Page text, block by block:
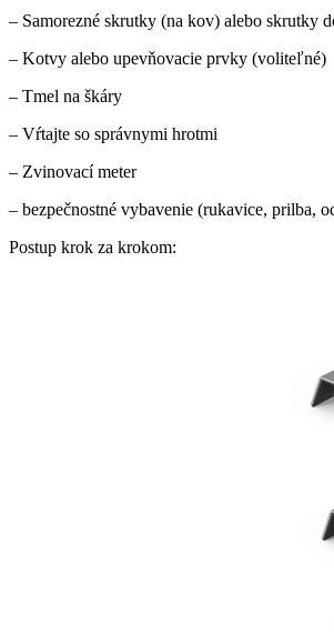
– Samorezné skrutky (na kov) alebo skrutky
– Kotvy alebo upevňovacie prvky (voliteľné)
– Tmel na škáry
– Vŕtajte so správnymi hrotmi
– Zvinovací meter
– bezpečnostné vybavenie (rukavice, prilba,
Postup krok za krokom: